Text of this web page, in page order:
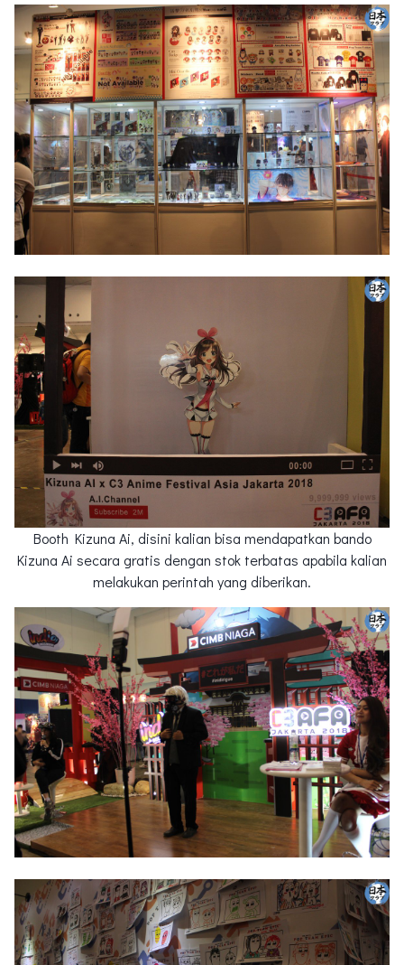
Booth Kizuna Ai, disini kalian bisa mendapatkan bando
Kizuna Ai secara gratis dengan stok terbatas apabila kalian
melakukan perintah yang diberikan.